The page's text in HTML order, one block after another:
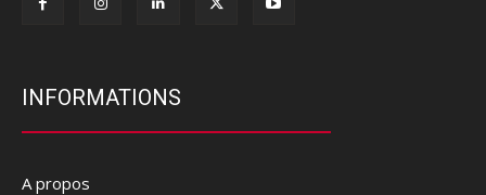
INFORMATIONS
A propos